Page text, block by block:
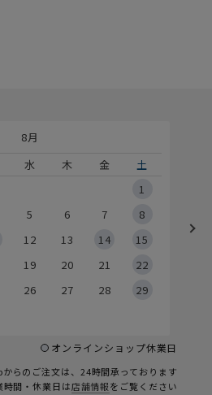
8月
水 木 金
土
1
5 6 7
8
12 13 14
15
19 20 21
22
26 27 28
29
オンラインショップ休業日
らのご注文は、24時間承っております
間・休業日は店舗情報をご覧ください